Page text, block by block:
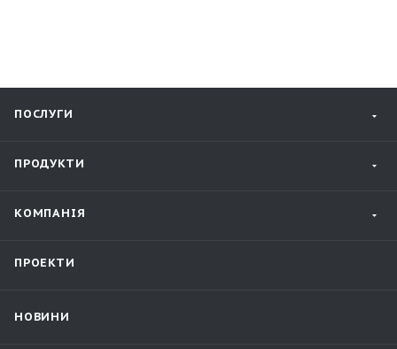
ПОСЛУГИ
ПРОДУКТИ
КОМПАНІЯ
ПРОЕКТИ
НОВИНИ